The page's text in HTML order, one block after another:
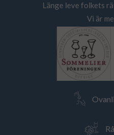
Länge leve folkets
Vi är